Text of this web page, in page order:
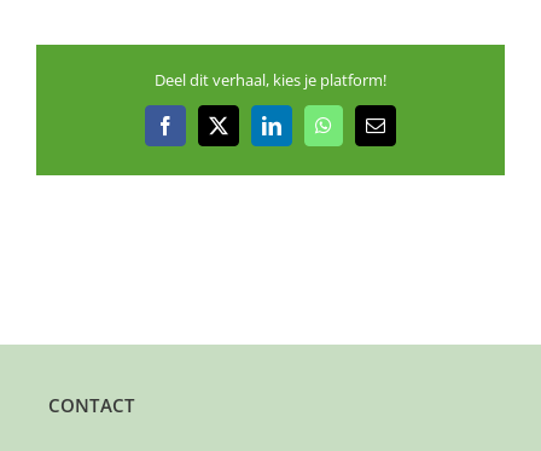
Deel dit verhaal, kies je platform!
Facebook
X LinkedInWhatsApp
E-
CONTACT